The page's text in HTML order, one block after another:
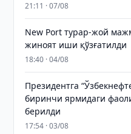
21:11 · 07/08
New Port турар-жой
жиноят иши қўзғатилди
18:40 · 04/08
Президентга
биринчи ярмидаги
берилди
17:54 · 03/08